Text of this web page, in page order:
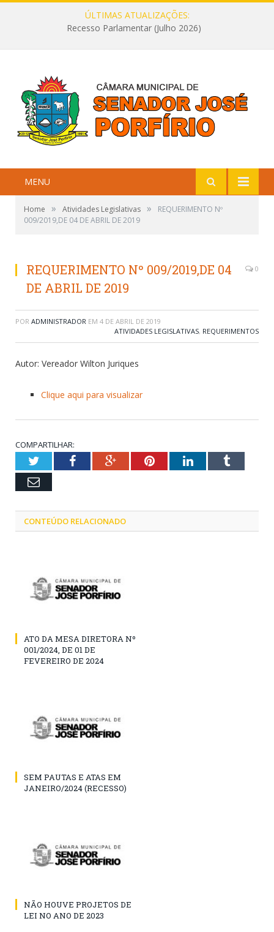
ÚLTIMAS ATUALIZAÇÕES:
Recesso Parlamentar (Julho 2026)
MENU
Home » Atividades Legislativas »
REQUERIMENTO Nº
009/2019,DE 04 DE ABRIL DE 2019
REQUERIMENTO Nº 009/2019,DE 04
DE ABRIL DE 2019
0
POR ADMINISTRADOR EM 4 DE ABRIL DE 2019
ATIVIDADES LEGISLATIVAS, REQUERIMENTOS
Autor: Vereador Wilton Juriques
Clique aqui para visualizar
COMPARTILHAR:
TwitterFacebookGoogle+PinterestLinkedInTumblr
Email
CONTEÚDO RELACIONADO
ATO DA MESA DIRETORA Nº
001/2024, DE 01 DE
FEVEREIRO DE 2024
SEM PAUTAS E ATAS EM
JANEIRO/2024 (RECESSO)
NÃO HOUVE PROJETOS DE
LEI NO ANO DE 2023